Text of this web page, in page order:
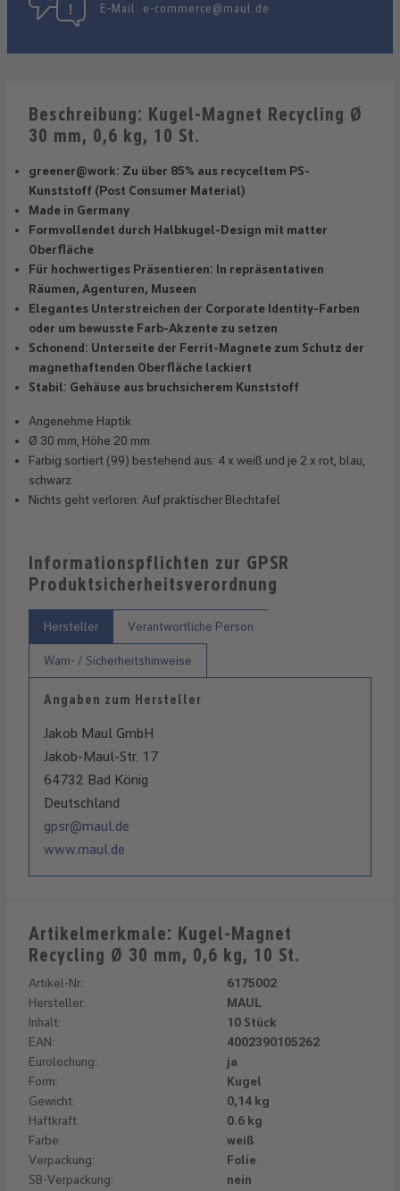
E-Mail: e-commerce@maul.de
Beschreibung: Kugel-Magnet Recycling Ø
30 mm, 0,6 kg, 10 St.
greener@work: Zu über 85% aus recyceltem PS-
Kunststoff (Post Consumer Material)
Made in Germany
Formvollendet durch Halbkugel-Design mit matter
Oberfläche
Für hochwertiges Präsentieren: In repräsentativen
Räumen, Agenturen, Museen
Elegantes Unterstreichen der Corporate Identity-Farben
oder um bewusste Farb-Akzente zu setzen
Schonend: Unterseite der Ferrit-Magnete zum Schutz der
magnethaftenden Oberfläche lackiert
Stabil: Gehäuse aus bruchsicherem Kunststoff
Angenehme Haptik
Ø 30 mm, Höhe 20 mm
Farbig sortiert (99) bestehend aus: 4 x weiß und je 2 x rot, blau,
schwarz
Nichts geht verloren: Auf praktischer Blechtafel
Informationspflichten zur GPSR
Produktsicherheitsverordnung
Hersteller Verantwortliche Person
Warn- / Sicherheitshinweise
Angaben zum Hersteller
Jakob Maul GmbH
Jakob-Maul-Str. 17
64732 Bad König
Deutschland
gpsr@maul.de
www.maul.de
Artikelmerkmale: Kugel-Magnet
Recycling Ø 30 mm, 0,6 kg, 10 St.
Artikel-Nr.:
6175002
Hersteller:
MAUL
Inhalt:
10 Stück
EAN:
4002390105262
Eurolochung:
ja
Form:
Kugel
Gewicht:
0,14 kg
Haftkraft:
0.6 kg
Farbe:
weiß
Verpackung:
Folie
SB-Verpackung:
nein